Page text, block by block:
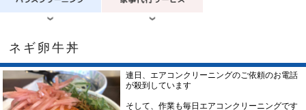
ネギ卵牛丼
連日、エアコンクリーニングのご依頼のお電話
が殺到しています
そして、作業も毎日エアコンクリーニングです